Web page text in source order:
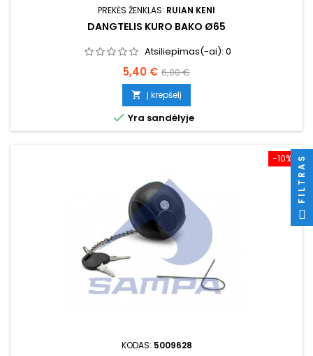
PREKĖS ŽENKLAS: RUIAN KENI
DANGTELIS KURO BAKO Ø65
Atsiliepimas(-ai): 0
Kaina
5,40 € Bazinė
kaina
6,00 €
 Į krepšelį
 Yra sandėlyje
−10%
KODAS: 5009628
FILTRAS